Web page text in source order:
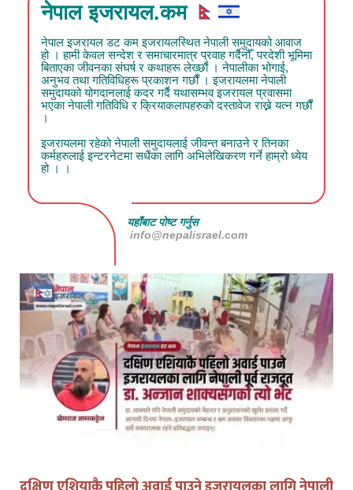
नेपाल इजरायल.कम
नेपाल इजरायल डट कम इजरायलस्थित नेपाली समुदायको आवाज
हो । हामी केवल सन्देश र समाचारमात्र प्रवाह गर्दैनौँ, परदेशी भूमिमा
बिताएका जीवनका संघर्ष र कथाहरू लेख्छौं । नेपालीका भोगाई,
अनुभव तथा गतिविधिहरू प्रकाशन गर्छौं । इजरायलमा नेपाली
समुदायको योगदानलाई कदर गर्दै यथासम्भव इजरायल प्रवासमा
भएका नेपाली गतिविधि र क्रियाकलापहरुको दस्तावेज राख्ने यत्न गर्छौं
।
इजरायलमा रहेको नेपाली समुदायलाई जीवन्त बनाउने र तिनका
कर्महरुलाई इन्टरनेटमा सधैंका लागि अभिलेखिकरण गर्ने हाम्रो ध्येय
हो । ।
यहाँबाट पोष्ट गर्नुस
info@nepalisrael.com